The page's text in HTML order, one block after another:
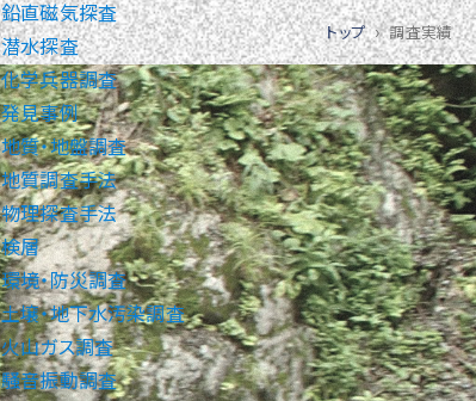
鉛直磁気探査
潜水探査
化学兵器調査
発見事例
地質・地盤調査
地質調査手法
物理探査手法
検層
環境・防災調査
土壌・地下水汚染調査
火山ガス調査
騒音振動調査
トップ 調査実績